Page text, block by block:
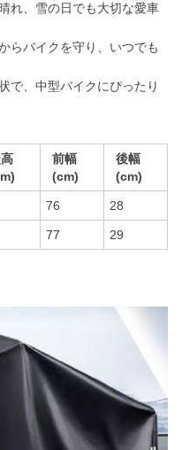
れ、雪の日でも大切な愛車
らバイクを守り、いつでも
で、中型バイクにぴったり
前幅
(cm)
後幅
(cm)
76 28
77 29